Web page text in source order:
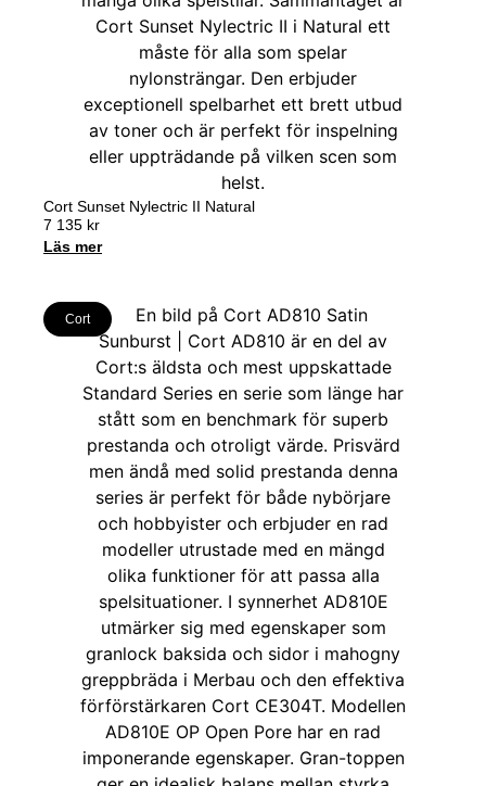
Cort Sunset Nylectric II Natural
7 135 kr
Läs mer
Cort